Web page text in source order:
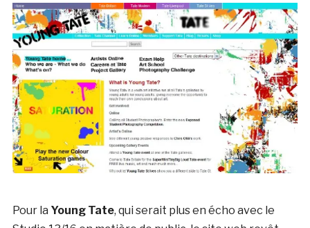
Pour la Young Tate, qui serait plus en écho avec le